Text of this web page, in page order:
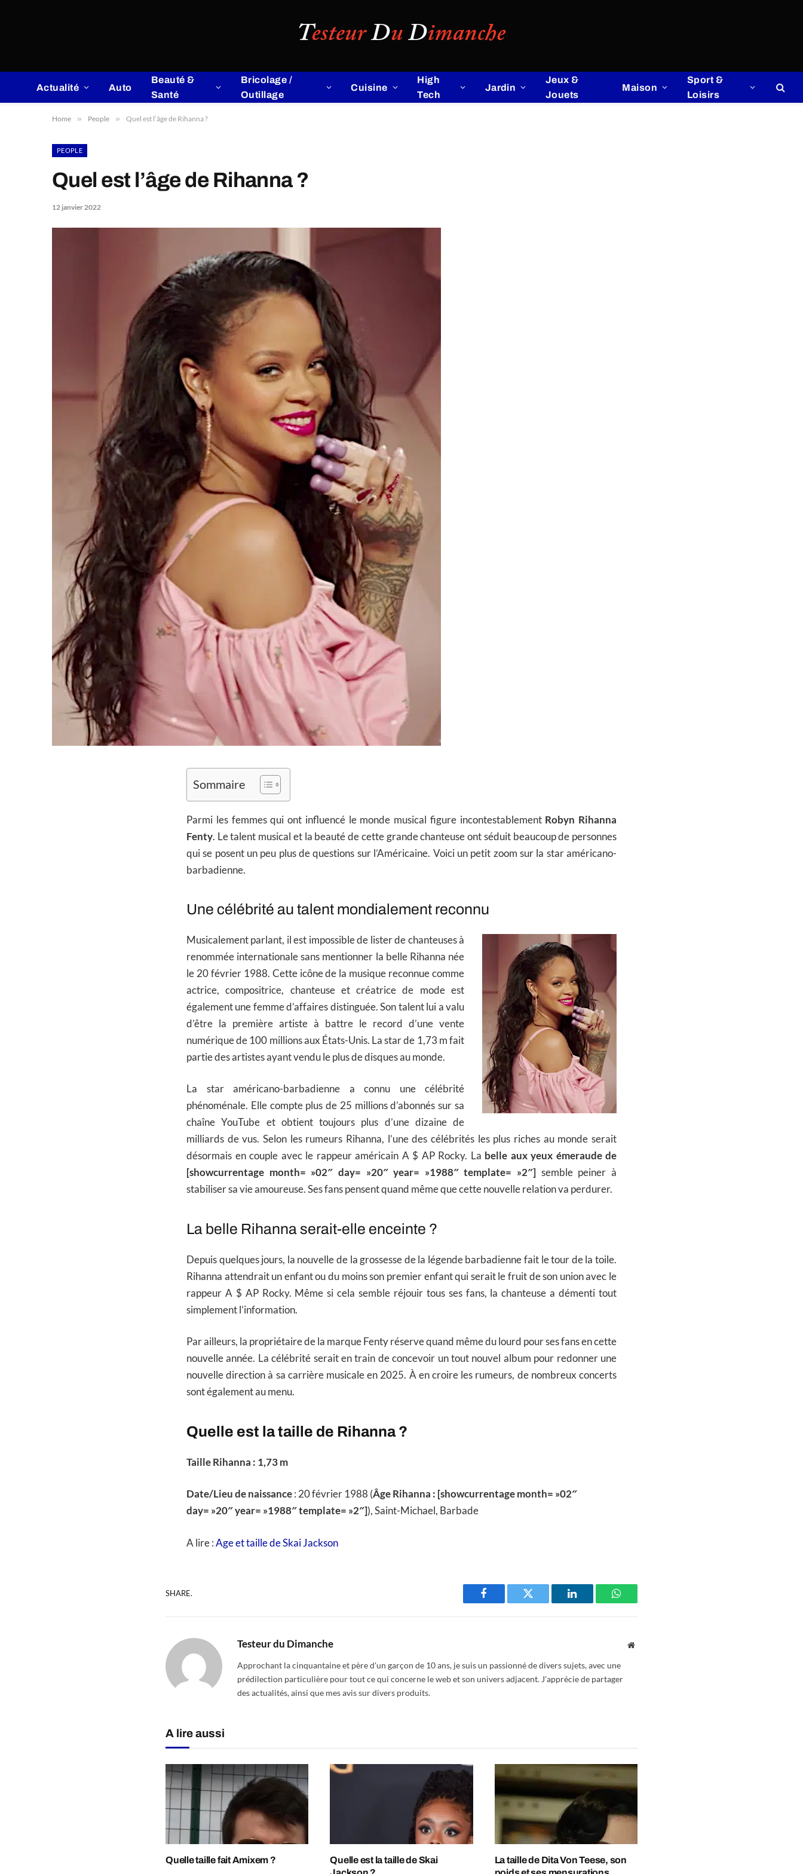
Actualité Auto
Beauté &
Santé
Bricolage /
Outillage
Cuisine
High
Tech
Jardin
Jeux &
Jouets
Maison
Sport &
Loisirs
Home » People » Quel est l’âge de Rihanna ?
PEOPLE
Quel est l’âge de Rihanna ?
12 janvier 2022
Sommaire
Parmi les femmes qui ont influencé le monde musical figure incontestablement Robyn Rihanna
Fenty. Le talent musical et la beauté de cette grande chanteuse ont séduit beaucoup de personnes
qui se posent un peu plus de questions sur l’Américaine. Voici un petit zoom sur la star américano-
barbadienne.
Une célébrité au talent mondialement reconnu
Musicalement parlant, il est impossible de lister de chanteuses à
renommée internationale sans mentionner la belle Rihanna née
le 20 février 1988. Cette icône de la musique reconnue comme
actrice, compositrice, chanteuse et créatrice de mode est
également une femme d’affaires distinguée. Son talent lui a valu
d’être la première artiste à battre le record d’une vente
numérique de 100 millions aux États-Unis. La star de 1,73 m fait
partie des artistes ayant vendu le plus de disques au monde.
La star américano-barbadienne a connu une célébrité
phénoménale. Elle compte plus de 25 millions d’abonnés sur sa
chaîne YouTube et obtient toujours plus d’une dizaine de
milliards de vus. Selon les rumeurs Rihanna, l’une des célébrités les plus riches au monde serait
désormais en couple avec le rappeur américain A $ AP Rocky. La belle aux yeux émeraude de
[showcurrentage month= »02″ day= »20″ year= »1988″ template= »2″] semble peiner à
stabiliser sa vie amoureuse. Ses fans pensent quand même que cette nouvelle relation va perdurer.
La belle Rihanna serait-elle enceinte ?
Depuis quelques jours, la nouvelle de la grossesse de la légende barbadienne fait le tour de la toile.
Rihanna attendrait un enfant ou du moins son premier enfant qui serait le fruit de son union avec le
rappeur A $ AP Rocky. Même si cela semble réjouir tous ses fans, la chanteuse a démenti tout
simplement l’information.
Par ailleurs, la propriétaire de la marque Fenty réserve quand même du lourd pour ses fans en cette
nouvelle année. La célébrité serait en train de concevoir un tout nouvel album pour redonner une
nouvelle direction à sa carrière musicale en 2025. À en croire les rumeurs, de nombreux concerts
sont également au menu.
Quelle est la taille de Rihanna ?
Taille Rihanna : 1,73 m
Date/Lieu de naissance : 20 février 1988 (Âge Rihanna : [showcurrentage month= »02″
day= »20″ year= »1988″ template= »2″]), Saint-Michael, Barbade
A lire : Age et taille de Skai Jackson
SHARE.
Facebook Twitter LinkedIn WhatsApp
Testeur du Dimanche Website
Approchant la cinquantaine et père d'un garçon de 10 ans, je suis un passionné de divers sujets, avec une
prédilection particulière pour tout ce qui concerne le web et son univers adjacent. J'apprécie de partager
des actualités, ainsi que mes avis sur divers produits.
A lire aussi
Quelle taille fait Amixem ?
Quelle est la taille de Skai
La taille de Dita Von Teese, son